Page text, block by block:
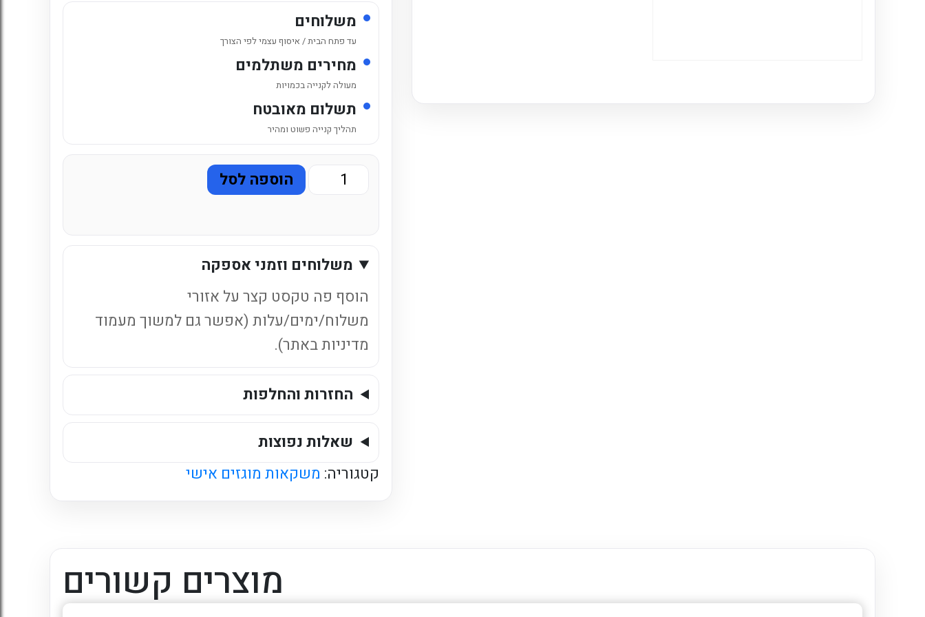
משלוחים
עד פתח הבית / איסוף עצמי לפי הצורך
מחירים משתלמים
מעולה לקנייה בכמויות
תשלום מאובטח
תהליך קנייה פשוט ומהיר
כמות
פחית
תפוח
הוספה לסל
משלוחים וזמני אספקה
הוסף פה טקסט קצר על אזורי
משלוח/ימים/עלות (אפשר גם למשוך מעמוד
מדיניות באתר).
החזרות והחלפות
שאלות נפוצות
קטגוריה: משקאות מוגזים אישי
מוצרים קשורים